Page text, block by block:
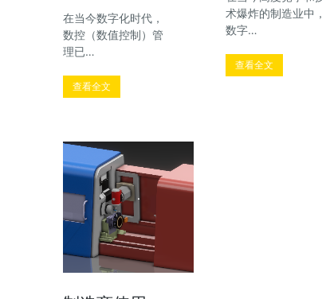
在当今数字化时代，
数控（数值控制）管
理已…
查看全文
术爆炸的制造业中，
数字…
查看全文